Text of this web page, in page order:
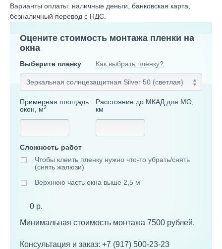
Варианты оплаты: наличные деньги, банковская карта,
безналичный перевод с НДС.
Оцените стоимость монтажа пленки на
окна
Выберите пленку Как выбрать пленку?
Зеркальная солнцезащитная Silver 50 (светлая)
Примерная площадь
окон, м2
Расстояние до МКАД для МО,
км
Сложность работ
Чтобы клеить пленку нужно что-то убрать/снять
(снять жалюзи)
Верхнюю часть окна выше 2,5 м
0 p.
Минимальная стоимость монтажа 7500 рублей.
Консультация и заказ: +7 (917) 500-23-23